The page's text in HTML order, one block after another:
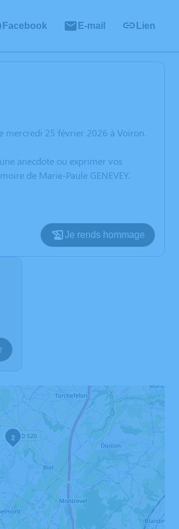
Facebook E-mail Lien
mercredi 25 février 2026 à Voiron.
anecdote ou exprimer vos
de Marie-Paule GENEVEY.
Je rends hommage
2